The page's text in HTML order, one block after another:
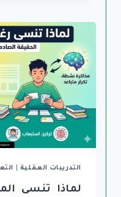
التدريبات العقلية
لماذا تنسى